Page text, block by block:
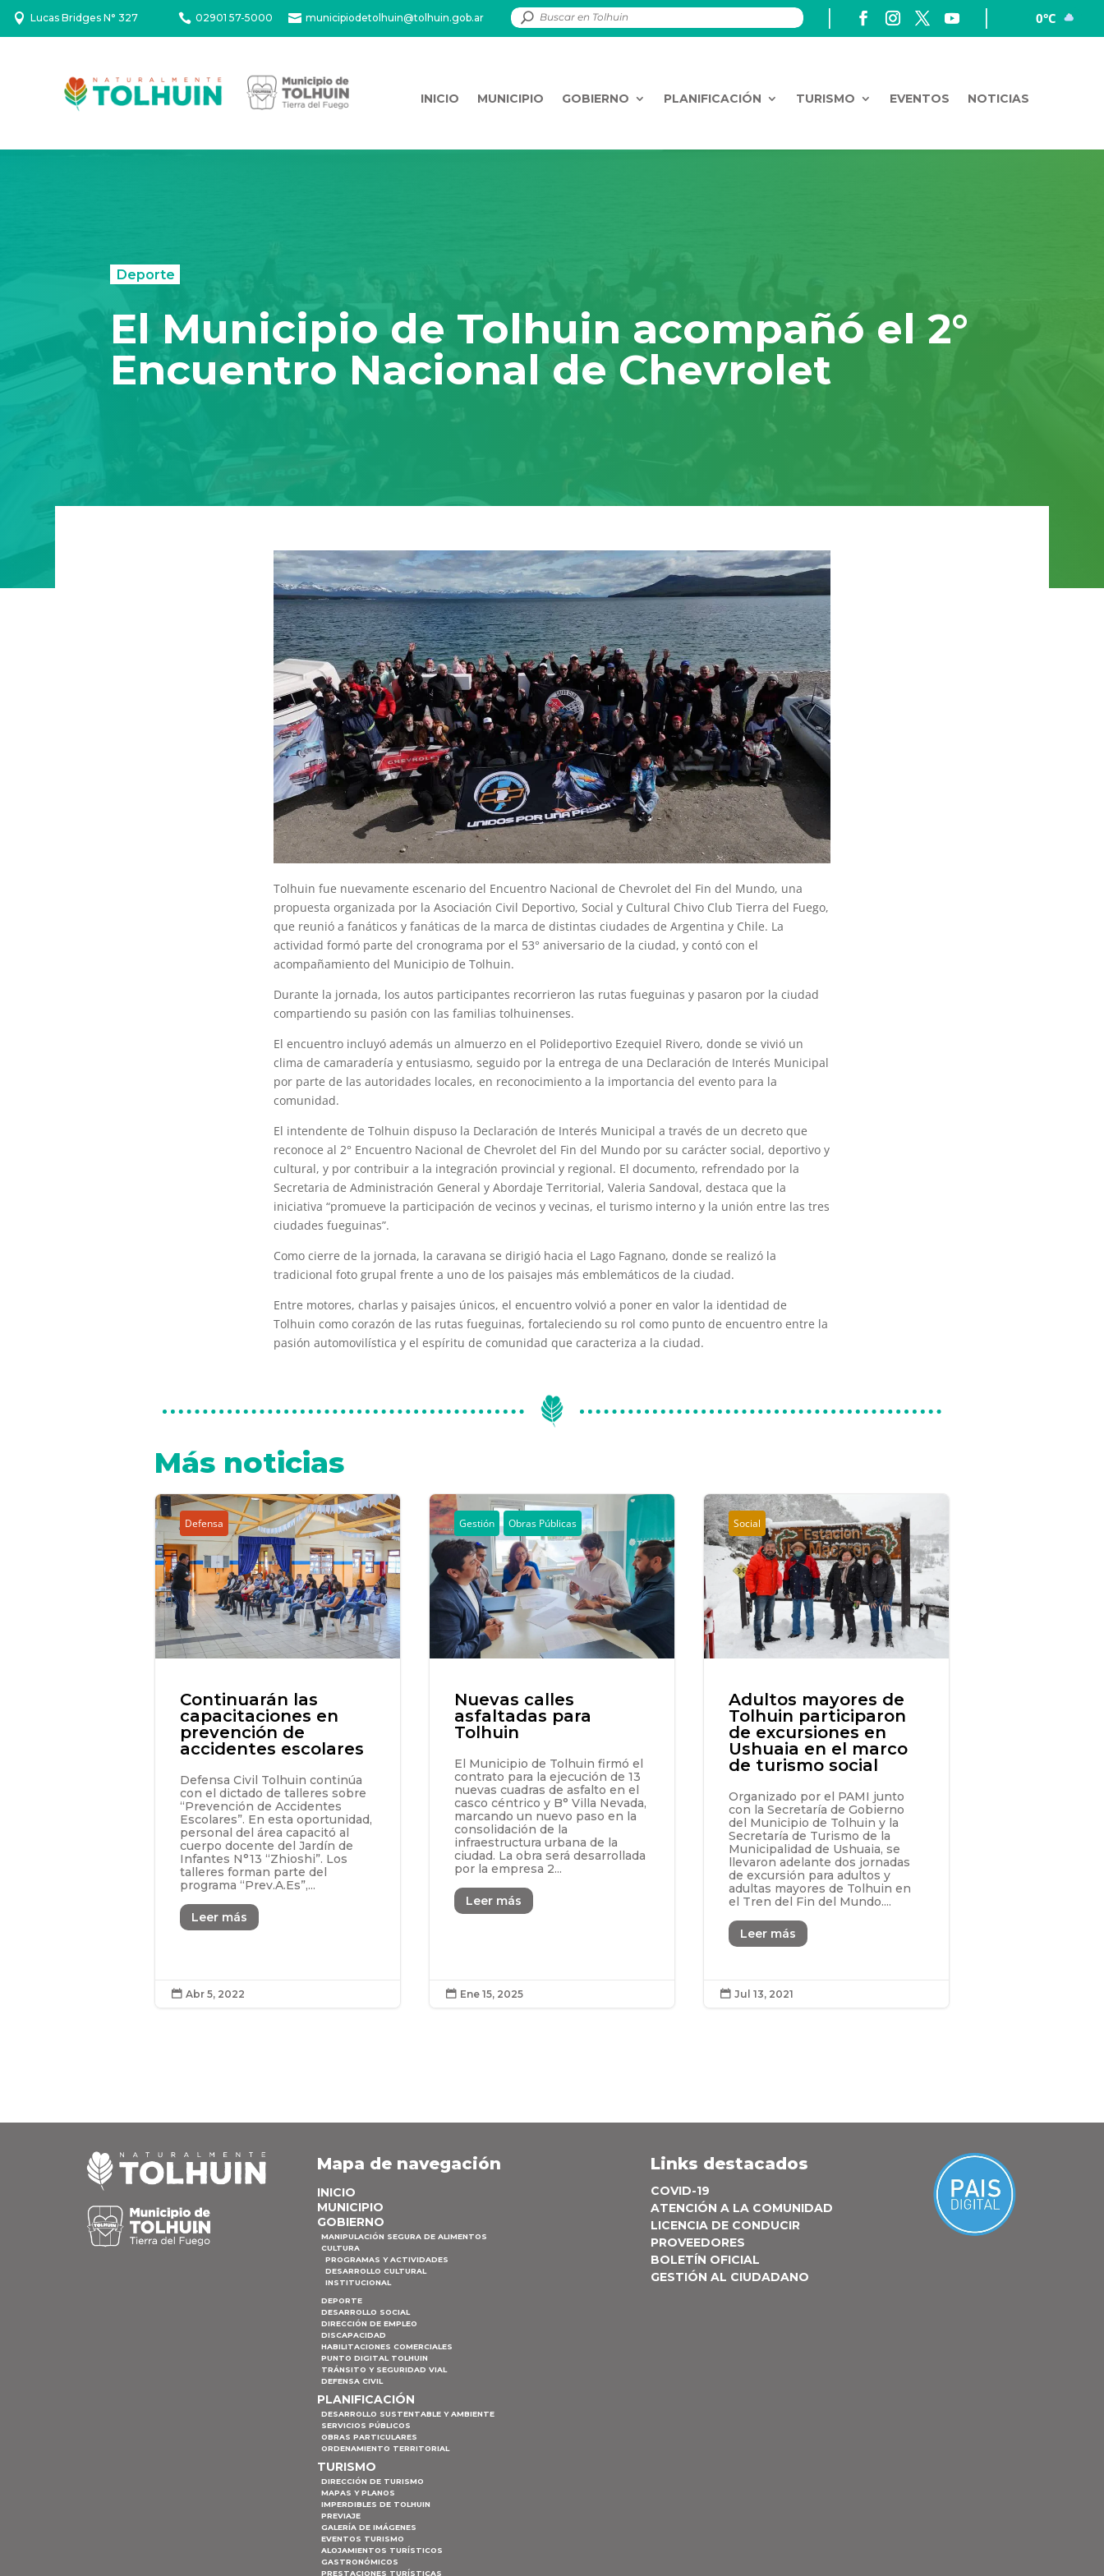
 Lucas Bridges N° 327  02901 57-5000  municipiodetolhuin@tolhuin.gob.ar 0°C
INICIO MUNICIPIO GOBIERNO PLANIFICACIÓN TURISMO EVENTOS NOTICIAS
Deporte
El Municipio de Tolhuin acompañó el 2°
Encuentro Nacional de Chevrolet
Tolhuin fue nuevamente escenario del Encuentro Nacional de Chevrolet del Fin del Mundo, una
propuesta organizada por la Asociación Civil Deportivo, Social y Cultural Chivo Club Tierra del Fuego,
que reunió a fanáticos y fanáticas de la marca de distintas ciudades de Argentina y Chile. La
actividad formó parte del cronograma por el 53° aniversario de la ciudad, y contó con el
acompañamiento del Municipio de Tolhuin.
Durante la jornada, los autos participantes recorrieron las rutas fueguinas y pasaron por la ciudad
compartiendo su pasión con las familias tolhuinenses.
El encuentro incluyó además un almuerzo en el Polideportivo Ezequiel Rivero, donde se vivió un
clima de camaradería y entusiasmo, seguido por la entrega de una Declaración de Interés Municipal
por parte de las autoridades locales, en reconocimiento a la importancia del evento para la
comunidad.
El intendente de Tolhuin dispuso la Declaración de Interés Municipal a través de un decreto que
reconoce al 2° Encuentro Nacional de Chevrolet del Fin del Mundo por su carácter social, deportivo y
cultural, y por contribuir a la integración provincial y regional. El documento, refrendado por la
Secretaria de Administración General y Abordaje Territorial, Valeria Sandoval, destaca que la
iniciativa “promueve la participación de vecinos y vecinas, el turismo interno y la unión entre las tres
ciudades fueguinas”.
Como cierre de la jornada, la caravana se dirigió hacia el Lago Fagnano, donde se realizó la
tradicional foto grupal frente a uno de los paisajes más emblemáticos de la ciudad.
Entre motores, charlas y paisajes únicos, el encuentro volvió a poner en valor la identidad de
Tolhuin como corazón de las rutas fueguinas, fortaleciendo su rol como punto de encuentro entre la
pasión automovilística y el espíritu de comunidad que caracteriza a la ciudad.
Más noticias
Defensa
Continuarán las
capacitaciones en
prevención de
accidentes escolares
Defensa Civil Tolhuin continúa
con el dictado de talleres sobre
“Prevención de Accidentes
Escolares”. En esta oportunidad,
personal del área capacitó al
cuerpo docente del Jardín de
Infantes N°13 “Zhioshi”. Los
talleres forman parte del
programa “Prev.A.Es”,...
Leer más
 Abr 5, 2022
Gestión Obras Públicas
Nuevas calles
asfaltadas para
Tolhuin
El Municipio de Tolhuin firmó el
contrato para la ejecución de 13
nuevas cuadras de asfalto en el
casco céntrico y B° Villa Nevada,
marcando un nuevo paso en la
consolidación de la
infraestructura urbana de la
ciudad. La obra será desarrollada
por la empresa 2...
Leer más
 Ene 15, 2025
Social
Adultos mayores de
Tolhuin participaron
de excursiones en
Ushuaia en el marco
de turismo social
Organizado por el PAMI junto
con la Secretaría de Gobierno
del Municipio de Tolhuin y la
Secretaría de Turismo de la
Municipalidad de Ushuaia, se
llevaron adelante dos jornadas
de excursión para adultos y
adultas mayores de Tolhuin en
el Tren del Fin del Mundo....
Leer más
 Jul 13, 2021
Mapa de navegación
INICIO
MUNICIPIO
GOBIERNO
MANIPULACIÓN SEGURA DE ALIMENTOS
CULTURA
PROGRAMAS Y ACTIVIDADES
DESARROLLO CULTURAL
INSTITUCIONAL
DEPORTE
DESARROLLO SOCIAL
DIRECCIÓN DE EMPLEO
DISCAPACIDAD
HABILITACIONES COMERCIALES
PUNTO DIGITAL TOLHUIN
TRÁNSITO Y SEGURIDAD VIAL
DEFENSA CIVIL
PLANIFICACIÓN
DESARROLLO SUSTENTABLE Y AMBIENTE
SERVICIOS PÚBLICOS
OBRAS PARTICULARES
ORDENAMIENTO TERRITORIAL
TURISMO
DIRECCIÓN DE TURISMO
MAPAS Y PLANOS
IMPERDIBLES DE TOLHUIN
PREVIAJE
GALERÍA DE IMÁGENES
EVENTOS TURISMO
ALOJAMIENTOS TURÍSTICOS
GASTRONÓMICOS
PRESTACIONES TURÍSTICAS
Links destacados
COVID-19
ATENCIÓN A LA COMUNIDAD
LICENCIA DE CONDUCIR
PROVEEDORES
BOLETÍN OFICIAL
GESTIÓN AL CIUDADANO